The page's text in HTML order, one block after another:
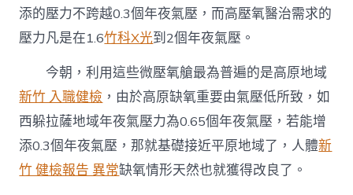
添的壓力不跨越0.3個年夜氣壓，而高壓氧醫治需求的
壓力凡是在1.6竹科X光到2個年夜氣壓。
今朝，利用這些微壓氧艙最為普遍的是高原地域
新竹 入職健檢 ，由於高原缺氧重要由氣壓低所致，如
西躲拉薩地域年夜氣壓力為0.65個年夜氣壓，若能增
添0.3個年夜氣壓，那就基礎接近平原地域了，人體新
竹 健檢報告 異常缺氧情形天然也就獲得改良了。